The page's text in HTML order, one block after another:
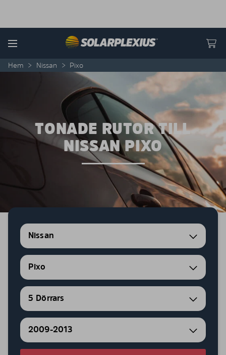
Menu
Hem > Nissan > Pixo
TONADE RUTOR TILL
NISSAN PIXO
Nissan
Pixo
5 Dörrars
2009-2013